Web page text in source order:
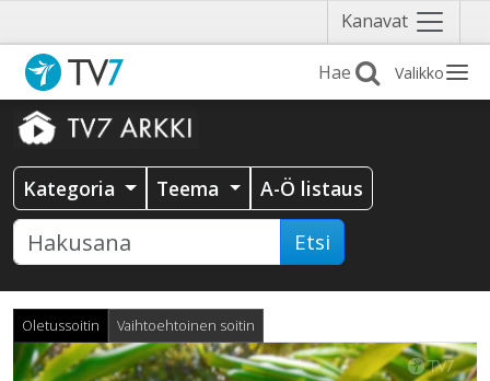
Kanavat Näytä
valikko
Valikko
Kategoria Teema A-Ö listaus
Etsi
Oletussoitin Vaihtoehtoinen soitin